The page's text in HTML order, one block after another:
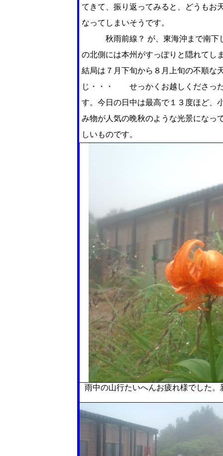
てきて、振り返ってみると、どうもお
なってしまいそうです。
秋雨前線？ が、東海沖まで南下し
の北側には本州がすっぽりと隠れてし
結局は７月下旬から８月上旬の不順な
じ・・・ せっかくお越しくださった
す。今日の日中は最高で１３度ほど、
み物が人気の晩秋のような光景になっ
しいものです。
雨中の山行たいへんお疲れ様でした